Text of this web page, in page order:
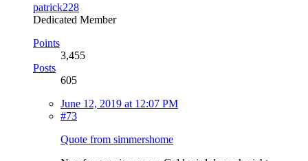
patrick228
Dedicated Member
Points
3,455
Posts
605
June 12, 2019 at 12:07 PM
#73
Quote from simmershome